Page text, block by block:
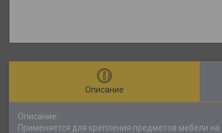
Описание
Описание:
Применяется для крепления предметов мебели